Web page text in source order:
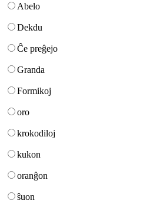
Abelo
Dekdu
Ĉe preĝejo
Granda
Formikoj
oro
krokodiloj
kukon
oranĝon
ŝuon